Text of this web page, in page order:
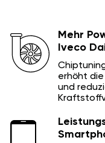
Mehr
Iveco
erhöht die
und